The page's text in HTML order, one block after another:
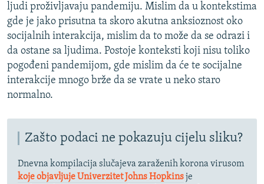
ljudi proživljavaju pandemiju. Mislim da u kontekstima
gde je jako prisutna ta skoro akutna anksioznost oko
socijalnih interakcija, mislim da to može da se odrazi i
da ostane sa ljudima. Postoje konteksti koji nisu toliko
pogođeni pandemijom, gde mislim da će te socijalne
interakcije mnogo brže da se vrate u neko staro
normalno.
Zašto podaci ne pokazuju cijelu sliku?
Dnevna kompilacija slučajeva zaraženih korona virusom
koje objavljuje Univerzitet Johns Hopkinsje